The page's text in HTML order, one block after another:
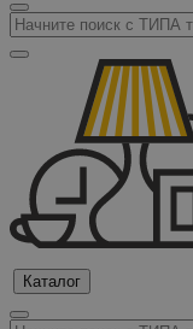
Каталог